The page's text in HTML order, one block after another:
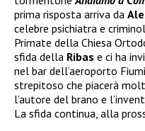
prima risposta arriva da
celebre psichiatra e
Primate della Chiesa
sfida della Ribas e ci ha
nel bar dell’aeroporto
strepitoso che piacerà
l’autore del brano e
La sfida continua, alla